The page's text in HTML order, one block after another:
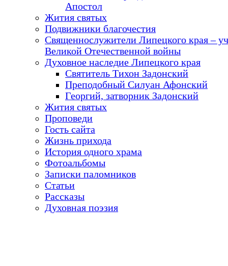
Апостол
Жития святых
Подвижники благочестия
Священнослужители Липецкого края –
Великой Отечественной войны
Духовное наследие Липецкого края
Святитель Тихон Задонский
Преподобный Силуан Афонский
Георгий, затворник Задонский
Жития святых
Проповеди
Гость сайта
Жизнь прихода
История одного храма
Фотоальбомы
Записки паломников
Статьи
Рассказы
Духовная поэзия